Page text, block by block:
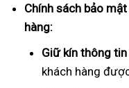
Chính sách bảo
hàng:
Giữ kín thông tin
khách hàng